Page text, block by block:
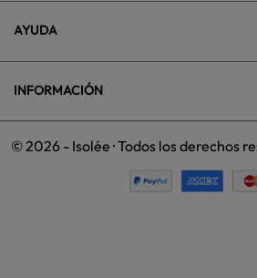
AYUDA
INFORMACIÓN
© 2026 - Isolée · Todos los derechos